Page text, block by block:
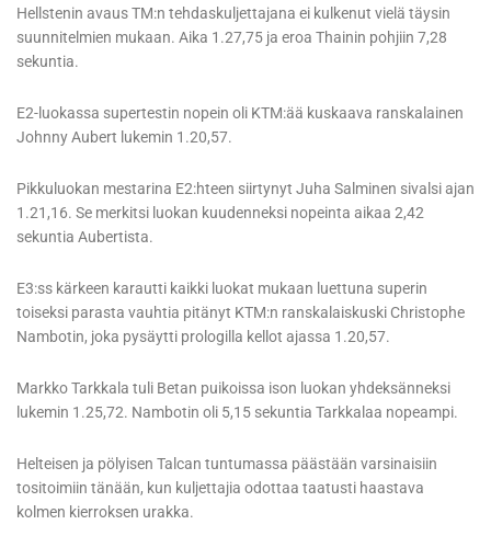
Hellstenin avaus TM:n tehdaskuljettajana ei kulkenut vielä täysin
suunnitelmien mukaan. Aika 1.27,75 ja eroa Thainin pohjiin 7,28
sekuntia.
E2-luokassa supertestin nopein oli KTM:ää kuskaava ranskalainen
Johnny Aubert lukemin 1.20,57.
Pikkuluokan mestarina E2:hteen siirtynyt Juha Salminen sivalsi ajan
1.21,16. Se merkitsi luokan kuudenneksi nopeinta aikaa 2,42
sekuntia Aubertista.
E3:ss kärkeen karautti kaikki luokat mukaan luettuna superin
toiseksi parasta vauhtia pitänyt KTM:n ranskalaiskuski Christophe
Nambotin, joka pysäytti prologilla kellot ajassa 1.20,57.
Markko Tarkkala tuli Betan puikoissa ison luokan yhdeksänneksi
lukemin 1.25,72. Nambotin oli 5,15 sekuntia Tarkkalaa nopeampi.
Helteisen ja pölyisen Talcan tuntumassa päästään varsinaisiin
tositoimiin tänään, kun kuljettajia odottaa taatusti haastava
kolmen kierroksen urakka.